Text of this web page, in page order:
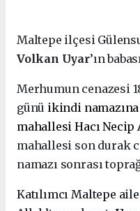
Maltepe ilçesi
Volkan Uyar’ın
Merhumun cenazesi
günü ikindi
mahallesi Hacı Necip
mahallesi son durak
namazı sonrası
Katılımcı Maltepe